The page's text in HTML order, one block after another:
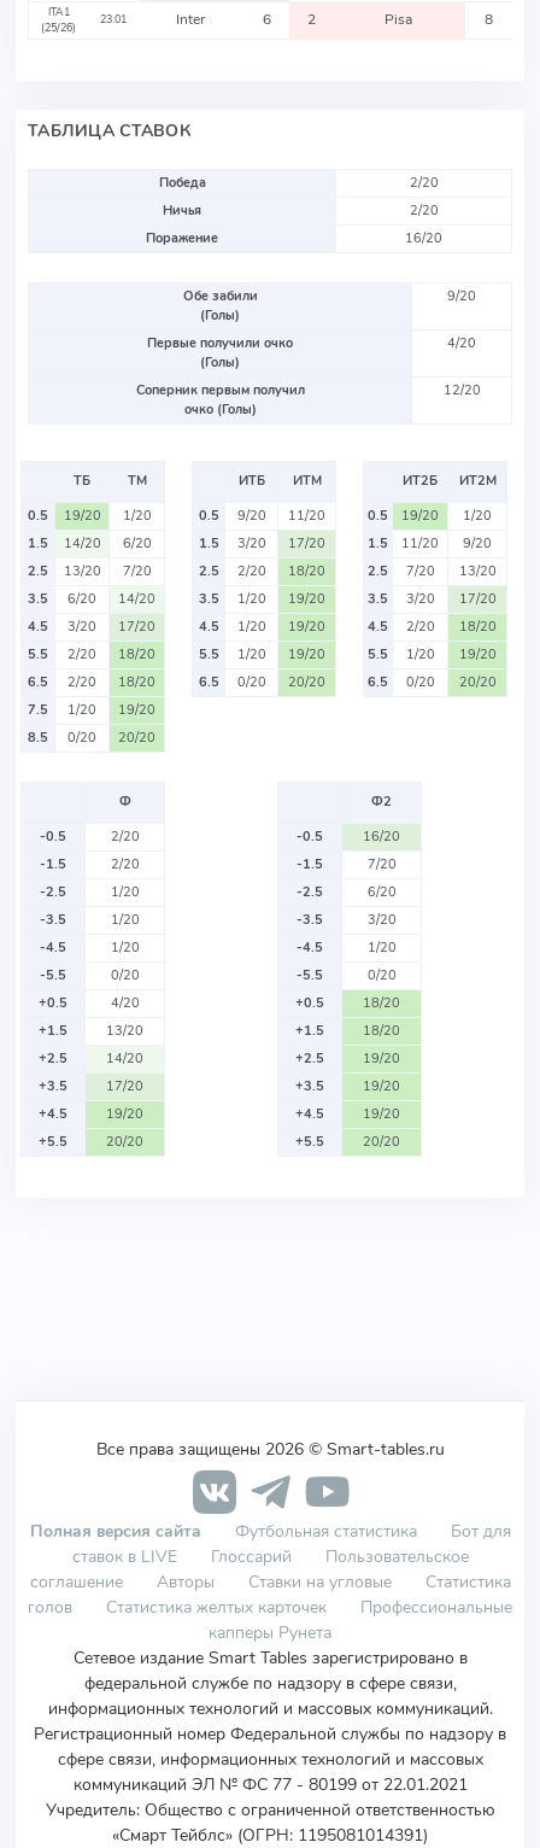
ITA1
(25/26)
23.01 Inter 6 2 Pisa 8
ТАБЛИЦА СТАВОК
Победа
2/20
Ничья
2/20
Поражение
16/20
Обе забили
(Голы)
9/20
Первые получили очко
(Голы)
4/20
Соперник первым получил
очко (Голы)
12/20
ТБ
ТМ
0.5
19/20
1/20
1.5
14/20
6/20
2.5
13/20
7/20
3.5
6/20
14/20
4.5
3/20
17/20
5.5
2/20
18/20
6.5
2/20
18/20
7.5
1/20
19/20
8.5
0/20 20/20
ИТБ
ИТМ
0.5
9/20
11/20
1.5
3/20
17/20
2.5
2/20
18/20
3.5
1/20
19/20
4.5
1/20
19/20
5.5
1/20
19/20
6.5
0/20 20/20
ИТ2Б
ИТ2М
0.5
19/20
1/20
1.5
11/20
9/20
2.5
7/20
13/20
3.5
3/20
17/20
4.5
2/20
18/20
5.5
1/20
19/20
6.5
0/20 20/20
Ф
-0.5
2/20
-1.5
2/20
-2.5
1/20
-3.5
1/20
-4.5
1/20
-5.5
0/20
+0.5
4/20
+1.5
13/20
+2.5
14/20
+3.5
17/20
+4.5
19/20
+5.5
20/20
Ф2
-0.5
16/20
-1.5
7/20
-2.5
6/20
-3.5
3/20
-4.5
1/20
-5.5
0/20
+0.5
18/20
+1.5
18/20
+2.5
19/20
+3.5
19/20
+4.5
19/20
+5.5
20/20
Все права защищены 2026 © Smart-tables.ru
Полная версия сайта Футбольная статистика
Бот для
ставок в LIVE
Глоссарий
Пользовательское
соглашение
Авторы Ставки на угловые
Статистика
голов
Статистика желтых карточек
Профессиональные
капперы Рунета
Сетевое издание Smart Tables зарегистрировано в
федеральной службе по надзору в сфере связи,
информационных технологий и массовых коммуникаций.
Регистрационный номер Федеральной службы по надзору в
сфере связи, информационных технологий и массовых
коммуникаций ЭЛ № ФС 77 - 80199 от 22.01.2021
Учредитель: Общество с ограниченной ответственностью
«Смарт Тейблс» (ОГРН: 1195081014391)